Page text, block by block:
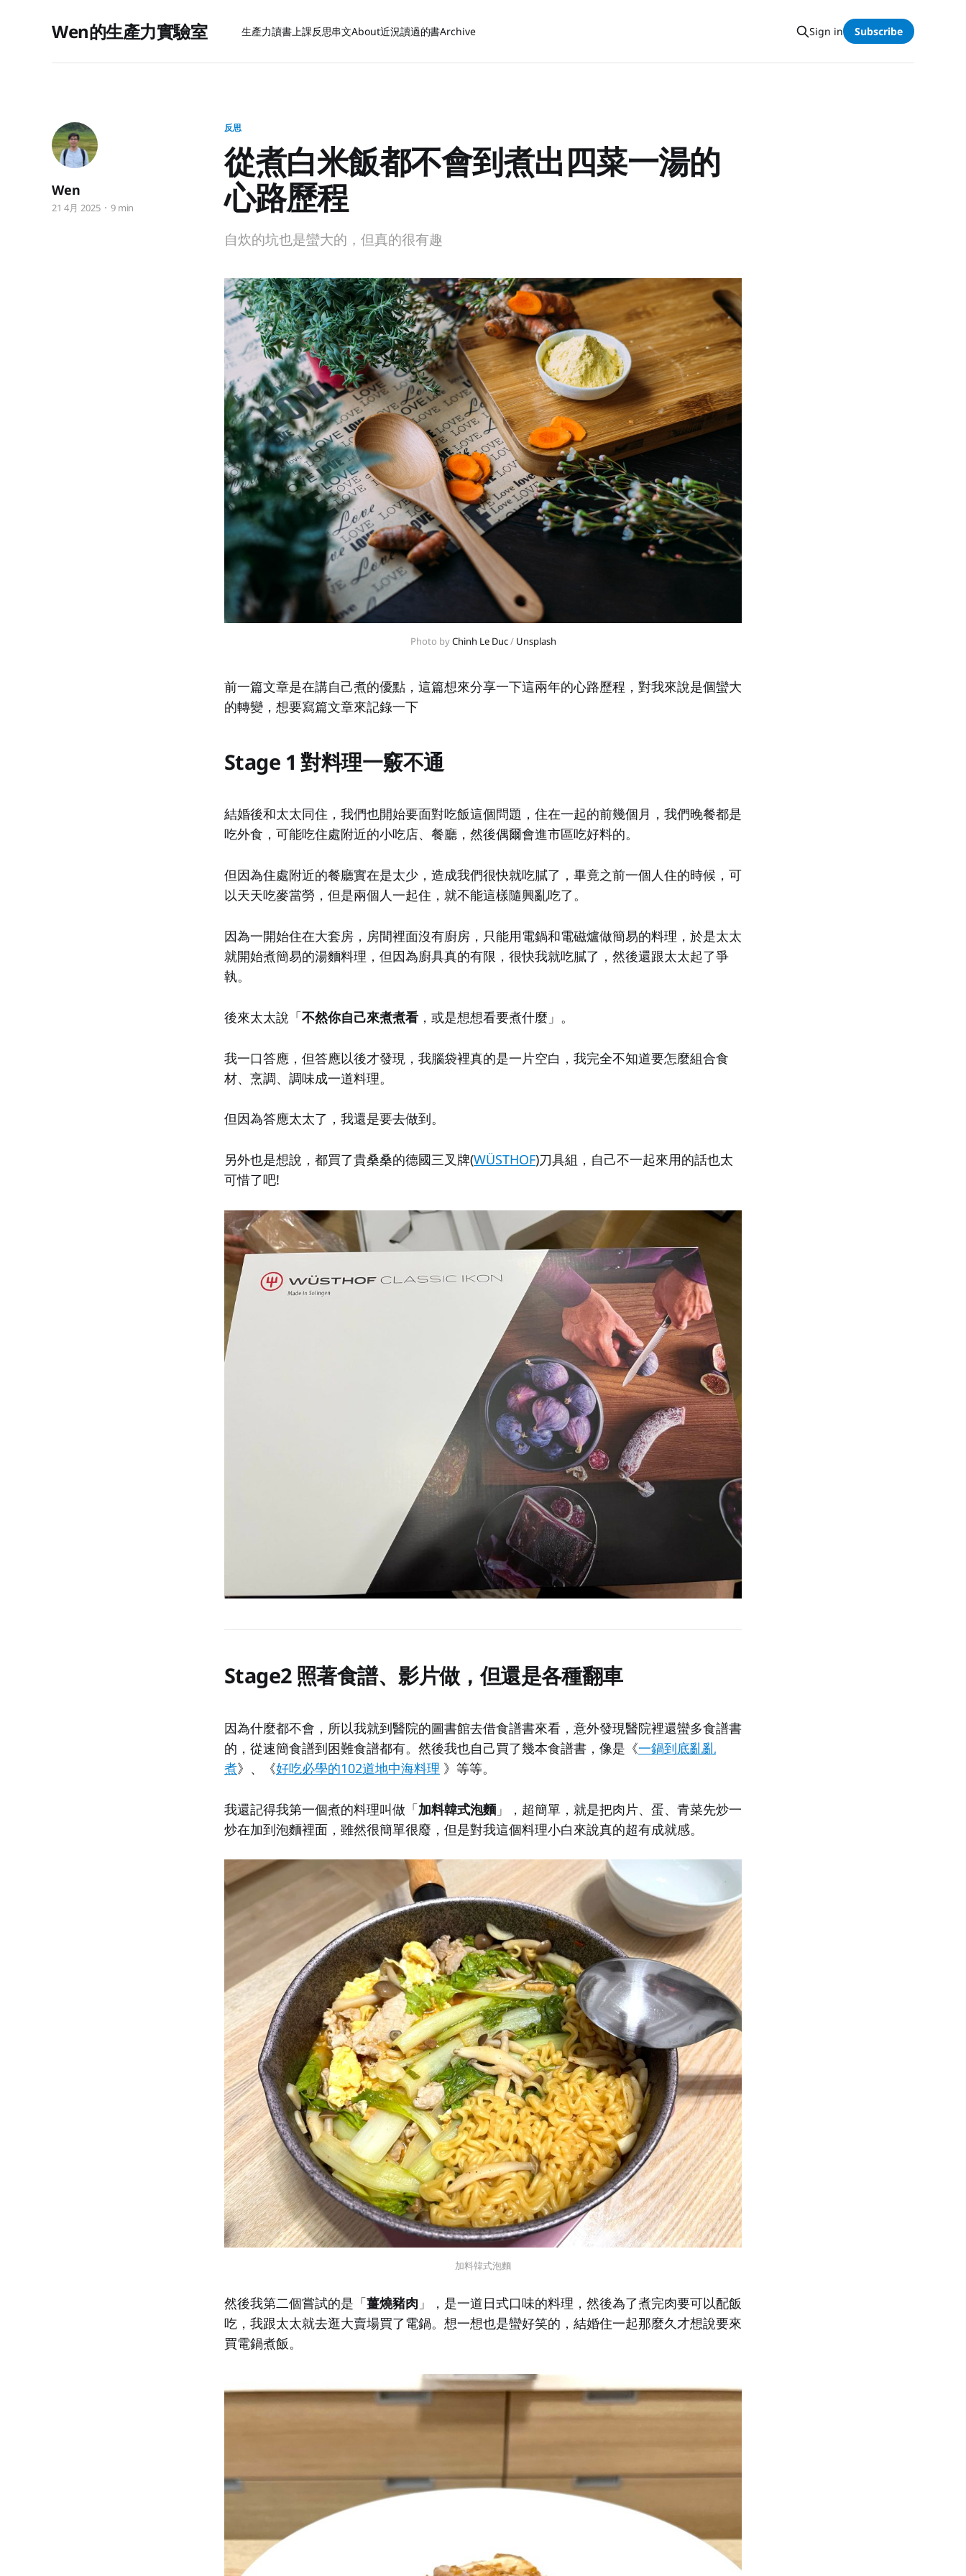
Wen的生產力實驗室 生產力讀書上課反思串文About近況讀過的書Archive Sign in Subscribe
反思
從煮白米飯都不會到煮出四菜一湯的
心路歷程
自炊的坑也是蠻大的，但真的很有趣
Wen
21 4月 2025 9 min
Photo by Chinh Le Duc / Unsplash
前一篇文章是在講自己煮的優點，這篇想來分享一下這兩年的心路歷程，對我來說是個蠻大
的轉變，想要寫篇文章來記錄一下
Stage 1 對料理一竅不通
結婚後和太太同住，我們也開始要面對吃飯這個問題，住在一起的前幾個月，我們晚餐都是
吃外食，可能吃住處附近的小吃店、餐廳，然後偶爾會進市區吃好料的。
但因為住處附近的餐廳實在是太少，造成我們很快就吃膩了，畢竟之前一個人住的時候，可
以天天吃麥當勞，但是兩個人一起住，就不能這樣隨興亂吃了。
因為一開始住在大套房，房間裡面沒有廚房，只能用電鍋和電磁爐做簡易的料理，於是太太
就開始煮簡易的湯麵料理，但因為廚具真的有限，很快我就吃膩了，然後還跟太太起了爭
執。
後來太太說「不然你自己來煮煮看 ，或是想想看要煮什麼」。
我一口答應，但答應以後才發現，我腦袋裡真的是一片空白，我完全不知道要怎麼組合食
材、烹調、調味成一道料理。
但因為答應太太了，我還是要去做到。
另外也是想說，都買了貴桑桑的德國三叉牌(WÜSTHOF)刀具組，自己不一起來用的話也太
可惜了吧!
Stage2 照著食譜、影片做，但還是各種翻車
因為什麼都不會，所以我就到醫院的圖書館去借食譜書來看，意外發現醫院裡還蠻多食譜書
的，從速簡食譜到困難食譜都有。然後我也自己買了幾本食譜書，像是《一鍋到底亂亂
煮》、《好吃必學的102道地中海料理 》等等。
我還記得我第一個煮的料理叫做「加料韓式泡麵 」，超簡單，就是把肉片、蛋、青菜先炒一
炒在加到泡麵裡面，雖然很簡單很廢，但是對我這個料理小白來說真的超有成就感。
加料韓式泡麵
然後我第二個嘗試的是「薑燒豬肉 」，是一道日式口味的料理，然後為了煮完肉要可以配飯
吃，我跟太太就去逛大賣場買了電鍋。想一想也是蠻好笑的，結婚住一起那麼久才想說要來
買電鍋煮飯。